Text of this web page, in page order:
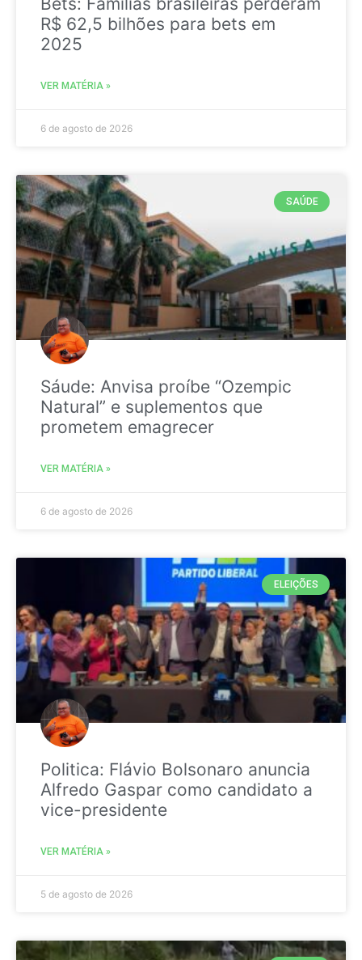
R$ 62,5 bilhões para bets em
2025
VER MATÉRIA »
6 de agosto de 2026
SAÚDE
Sáude: Anvisa proíbe “Ozempic
Natural” e suplementos que
prometem emagrecer
VER MATÉRIA »
6 de agosto de 2026
ELEIÇÕES
Politica: Flávio Bolsonaro anuncia
Alfredo Gaspar como candidato a
vice-presidente
VER MATÉRIA »
5 de agosto de 2026